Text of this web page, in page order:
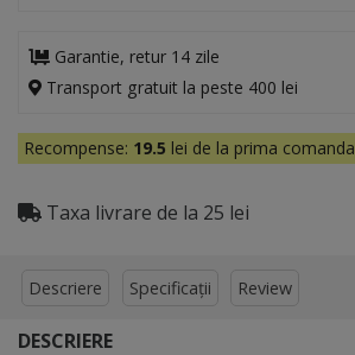
Garantie, retur 14 zile
Transport gratuit la peste 400 lei
Recompense: 19.5 lei de la prima comanda
Taxa livrare de la 25 lei
Descriere Specificații Review
DESCRIERE